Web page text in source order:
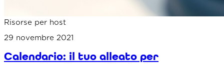
Risorse per host
29 novembre 2021
Calendario: il tuo alleato per